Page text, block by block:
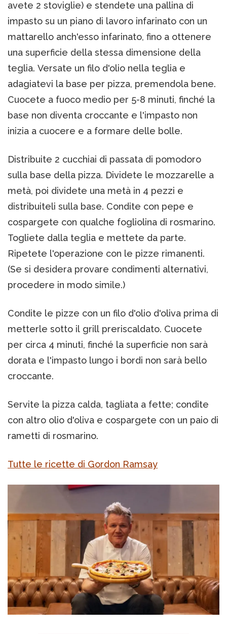
avete 2 stoviglie) e stendete una pallina di
impasto su un piano di lavoro infarinato con un
mattarello anch'esso infarinato, fino a ottenere
una superficie della stessa dimensione della
teglia. Versate un filo d'olio nella teglia e
adagiatevi la base per pizza, premendola bene.
Cuocete a fuoco medio per 5-8 minuti, finché la
base non diventa croccante e l'impasto non
inizia a cuocere e a formare delle bolle.
Distribuite 2 cucchiai di passata di pomodoro
sulla base della pizza. Dividete le mozzarelle a
metà, poi dividete una metà in 4 pezzi e
distribuiteli sulla base. Condite con pepe e
cospargete con qualche fogliolina di rosmarino.
Togliete dalla teglia e mettete da parte.
Ripetete l'operazione con le pizze rimanenti.
(Se si desidera provare condimenti alternativi,
procedere in modo simile.)
Condite le pizze con un filo d'olio d'oliva prima di
metterle sotto il grill preriscaldato. Cuocete
per circa 4 minuti, finché la superficie non sarà
dorata e l'impasto lungo i bordi non sarà bello
croccante.
Servite la pizza calda, tagliata a fette; condite
con altro olio d'oliva e cospargete con un paio di
rametti di rosmarino.
Tutte le ricette di Gordon Ramsay